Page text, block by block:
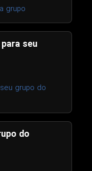
grupo
seu
grupo do
do